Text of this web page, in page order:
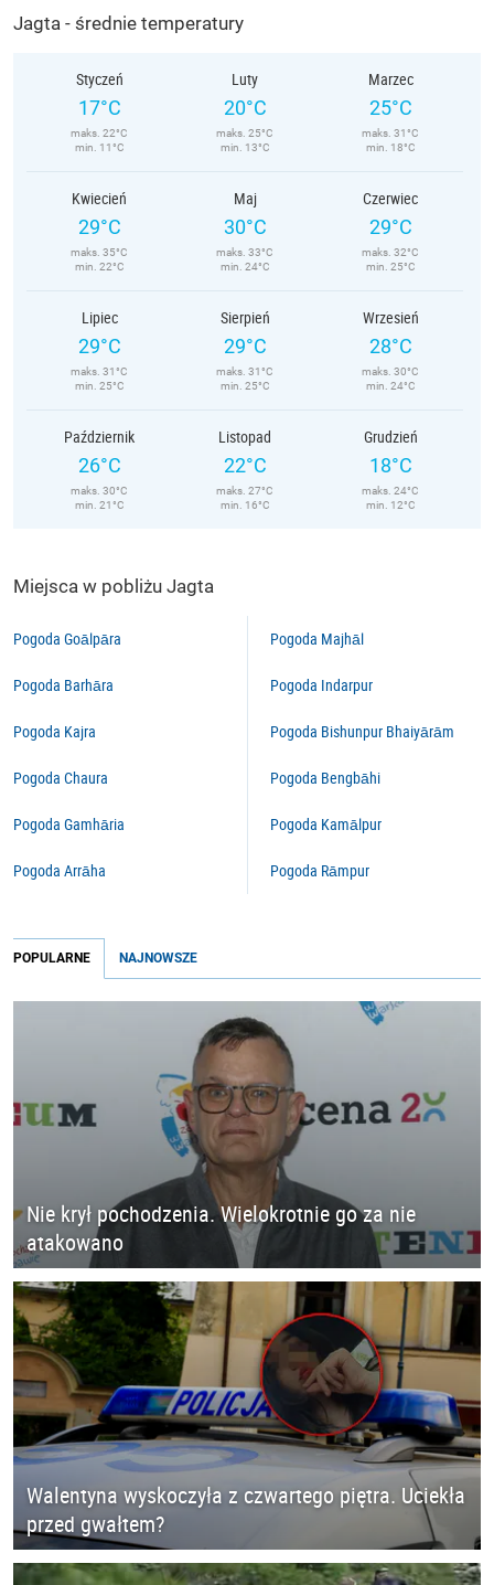
Jagta - średnie temperatury
Styczeń
17°C
maks. 22°C
min. 11°C
Luty
20°C
maks. 25°C
min. 13°C
Marzec
25°C
maks. 31°C
min. 18°C
Kwiecień
29°C
maks. 35°C
min. 22°C
Maj
30°C
maks. 33°C
min. 24°C
Czerwiec
29°C
maks. 32°C
min. 25°C
Lipiec
29°C
maks. 31°C
min. 25°C
Sierpień
29°C
maks. 31°C
min. 25°C
Wrzesień
28°C
maks. 30°C
min. 24°C
Październik
26°C
maks. 30°C
min. 21°C
Listopad
22°C
maks. 27°C
min. 16°C
Grudzień
18°C
maks. 24°C
min. 12°C
Miejsca w pobliżu Jagta
Pogoda Goālpāra
Pogoda Barhāra
Pogoda Kajra
Pogoda Chaura
Pogoda Gamhāria
Pogoda Arrāha
Pogoda Majhāl
Pogoda Indarpur
Pogoda Bishunpur Bhaiyārām
Pogoda Bengbāhi
Pogoda Kamālpur
Pogoda Rāmpur
POPULARNE NAJNOWSZE
Nie krył pochodzenia. Wielokrotnie go za nie
atakowano
Walentyna wyskoczyła z czwartego piętra. Uciekła
przed gwałtem?